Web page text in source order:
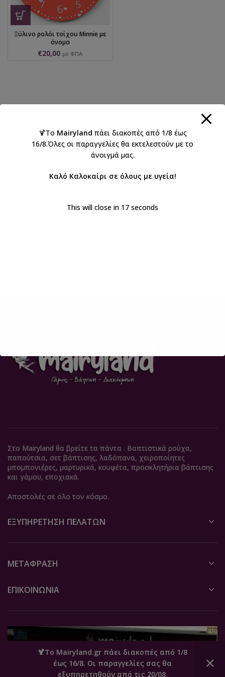
🍹Το Mairyland.gr πάει διακοπές από 1/8
έως 16/8. Οι παραγγελίες σας θα
εξυπηρετηθούν από τις 20/08.
Ξύλινο ρολόι τοίχου Minnie με
όνομα
€20,00 με ΦΠΑ
Στο Mairyland θα βρείτε τα πάντα . Βαπτιστικά ρούχα,
παπούτσια, σετ βάπτισης, λαδόπανα, χειροποίητες
μπομπονιέρες, μαρτυρικά, κουφέτα, προσκλητήρια βάπτισης
και γάμου, εποχιακά.
Αποστολές σε όλο τον κόσμο.
ΕΞΥΠΗΡΈΤΗΣΗ ΠΕΛΑΤΏΝ
ΜΕΤΆΦΡΑΣΗ
ΕΠΙΚΟΙΝΩΝΙΑ
0
🍹Το Mairyland πάει διακοπές από 1/8 έως
16/8.Όλες οι παραγγελίες θα εκτελεστούν με το
άνοιγμά μας.
Καλό Καλοκαίρι σε όλους με υγεία!
This will close in 16 seconds